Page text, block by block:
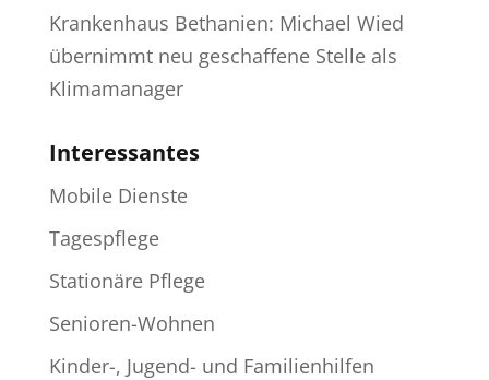
Krankenhaus Bethanien: Michael Wied
übernimmt neu geschaffene Stelle als
Klimamanager
Interessantes
Mobile Dienste
Tagespflege
Stationäre Pflege
Senioren-Wohnen
Kinder-, Jugend- und Familienhilfen